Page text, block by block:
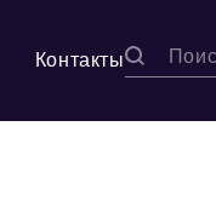
Контакты